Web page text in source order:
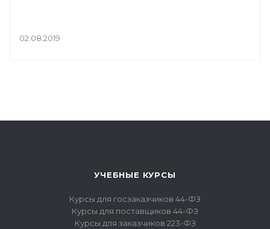
02.08.2019
УЧЕБНЫЕ КУРСЫ
Курсы для госзаказчиков 44-ФЗ
Курсы для поставщиков 44-ФЗ
Курсы для заказчиков 223-ФЗ